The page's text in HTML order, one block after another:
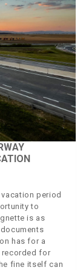
period
to
is as
has for a
recorded for
fine itself can